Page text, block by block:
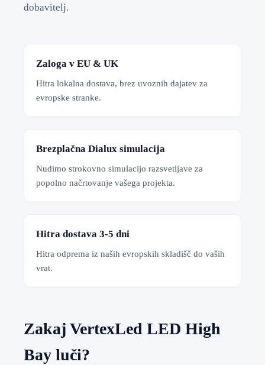
dobavitelj.
Zaloga v EU & UK
Hitra lokalna dostava, brez uvoznih dajatev za
evropske stranke.
Brezplačna Dialux simulacija
Nudimo strokovno simulacijo razsvetljave za
popolno načrtovanje vašega projekta.
Hitra dostava 3-5 dni
Hitra odprema iz naših evropskih skladišč do vaših
vrat.
Zakaj VertexLed LED High
Bay luči?